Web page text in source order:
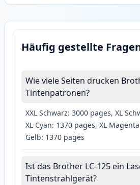
Häufig gestellte
Wie viele Seiten drucken
Tintenpatronen?
XXL Schwarz: 3000 pages, XL
XL Cyan: 1370 pages, XL
Gelb: 1370 pages
Ist das Brother LC-125 ein
Tintenstrahlgerät?